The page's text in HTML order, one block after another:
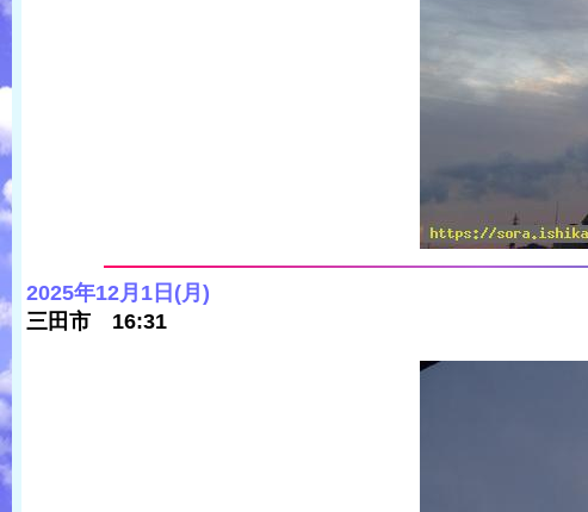
2025年12月1日(月)
三田市 16:31